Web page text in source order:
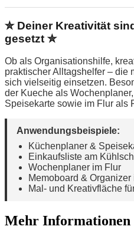
✮ Deiner Kreativität
gesetzt ✮
Ob als Organisationshilfe,
praktischer Alltagshelfer – die
sich vielseitig einsetzen.
der Kueche als
Speisekarte sowie im Flur als
Anwendungsbeispiele:
Küchenplaner &
Einkaufsliste am
Wochenplaner im Flur
Memoboard & Organizer
Mal- und Kreativfläche
Mehr Informationen